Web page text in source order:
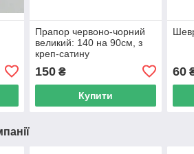
Прапор червоно-чорний
великий: 140 на 90см, з
креп-сатину
150₴
Купити
60